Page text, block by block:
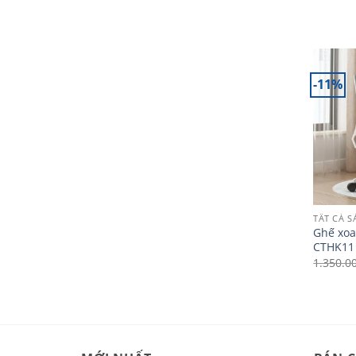
-11%
TẤT CẢ
Ghế
CTHK11